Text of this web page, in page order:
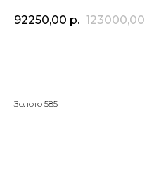
92250,00 р. 123000,00
Золото 585